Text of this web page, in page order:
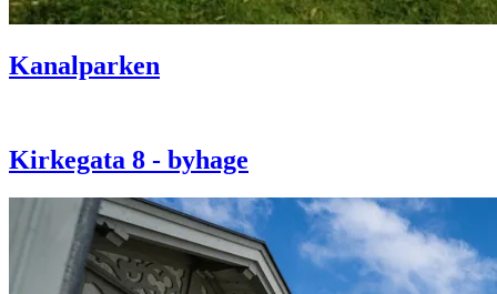
Kanalparken
Kirkegata 8 - byhage